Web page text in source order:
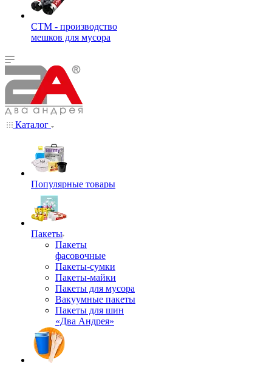
СТМ - производство
мешков для мусора
Каталог
Популярные товары
Пакеты
Пакеты
фасовочные
Пакеты-сумки
Пакеты-майки
Пакеты для мусора
Вакуумные пакеты
Пакеты для шин
«Два Андрея»